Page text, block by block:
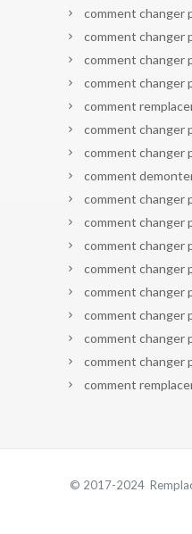
comment changer
comment changer
comment changer
comment changer
comment
comment changer
comment changer
comment
comment changer
comment changer
comment changer
comment changer
comment changer
comment changer
comment changer
comment changer
comment
© 2017-2024